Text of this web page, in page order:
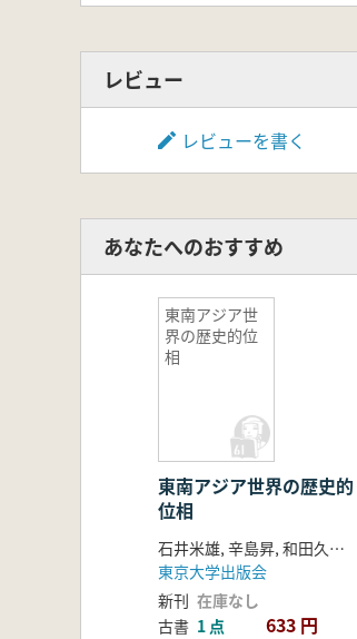
第7章 死への堕落
レビュー
レビューを書く
あなたへのおすすめ
東南アジア世
界の歴史的位
相
東南アジア世界の歴史的
位相
石井米雄, 辛島昇, 和田久徳 編著
東京大学出版会
新刊 在庫なし
古書 1 点 633 円